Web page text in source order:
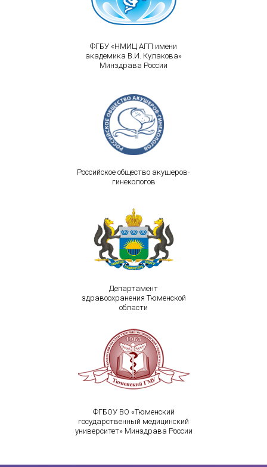
ФГБУ «НМИЦ АГП имени
академика В.И. Кулакова»
Минздрава России
Российское общество акушеров-
гинекологов
ФГБОУ ВО «Тюменский
государственный медицинский
университет» Минздрава России
Департамент
здравоохранения Тюменской
области